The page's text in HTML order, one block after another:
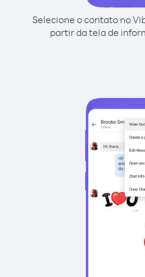
Selecione o contato no
partir da tela de